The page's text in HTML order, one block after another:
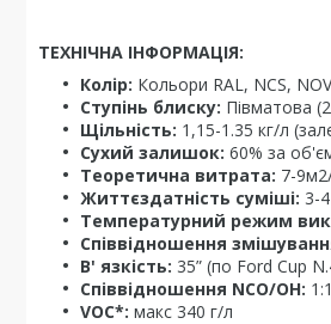
ТЕХНІЧНА ІНФОРМАЦІЯ:
Колір: Кольори RAL, NCS,
Ступінь блиску: Півматова
Щільність: 1,15-1.35 кг/л
Сухий залишок: 60% за
Теоретична витрата: 7-
Життєздатність суміші: 3-
Температурний режим
Співвідношення
В' язкість: 35” (по Ford Cup
Співвідношення NCO/OH: 1:1
VOC*: макс 340 г/л